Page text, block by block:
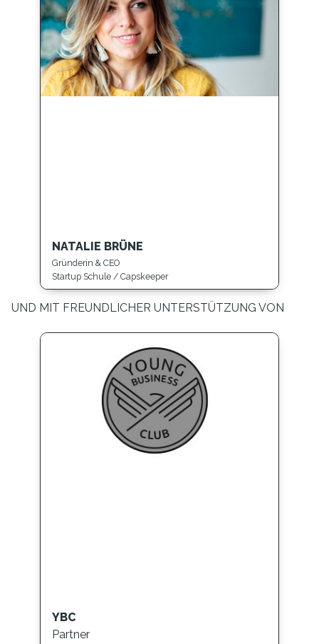
NATALIE BRÜNE
Gründerin & CEO
Startup Schule / Capskeeper
UND MIT FREUNDLICHER UNTERSTÜTZUNG VON
YBC
Partner